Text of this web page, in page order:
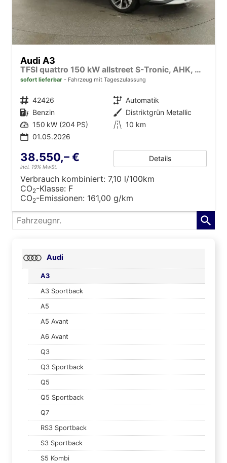
Audi A3
TFSI quattro 150 kW allstreet S-Tronic, AHK, Navi, 18-Zoll, 5-J. Garantie
sofort lieferbar Fahrzeug mit Tageszulassung
Fahrzeugnr. 42426 Getriebe Automatik
Kraftstoff Benzin Außenfarbe Distriktgrün Metallic
Leistung 150 kW (204 PS) Kilometerstand 10 km
01.05.2026
38.550,– €
incl. 19% MwSt.
Details
Verbrauch kombiniert: 7,10 l/100km
CO2-Klasse: F
CO2-Emissionen: 161,00 g/km
Fahrzeugnr.
Audi
A3
A3 Sportback
A5
A5 Avant
A6 Avant
Q3
Q3 Sportback
Q5
Q5 Sportback
Q7
RS3 Sportback
S3 Sportback
S5 Kombi